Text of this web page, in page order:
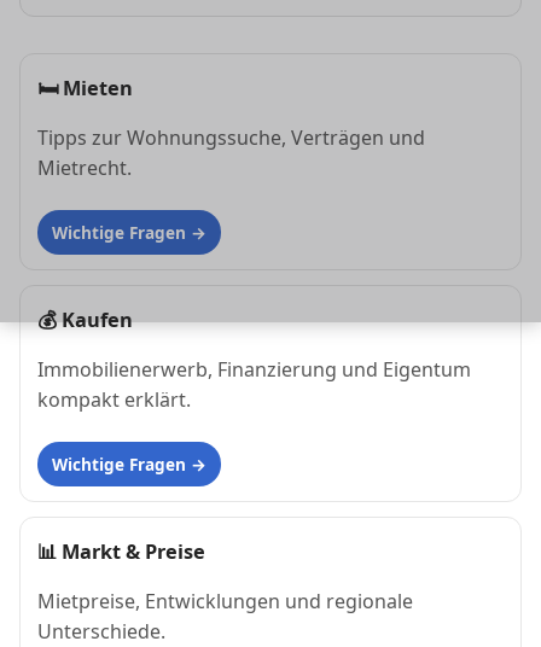
🛏Mieten
Tipps zur Wohnungssuche, Verträgen und
Mietrecht.
Wichtige Fragen
💰Kaufen
Immobilienerwerb, Finanzierung und Eigentum
kompakt erklärt.
Wichtige Fragen
📊 Markt & Preise
Mietpreise, Entwicklungen und regionale
Unterschiede.